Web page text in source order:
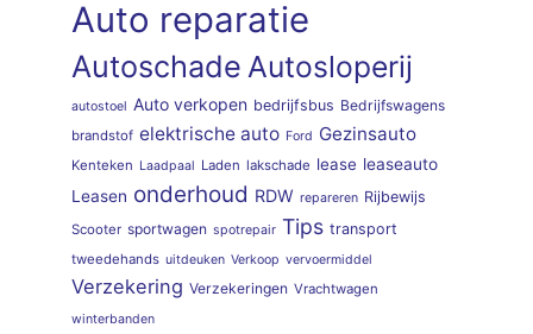
Auto reparatie
Autoschade Autosloperij
autostoel Auto verkopen bedrijfsbus Bedrijfswagens
brandstof elektrische auto Ford Gezinsauto
Kenteken Laadpaal Laden lakschade lease leaseauto
Leasen onderhoud RDW repareren Rijbewijs
Scooter sportwagen spotrepair Tips transport
tweedehands uitdeuken Verkoop vervoermiddel
Verzekering Verzekeringen Vrachtwagen
winterbanden